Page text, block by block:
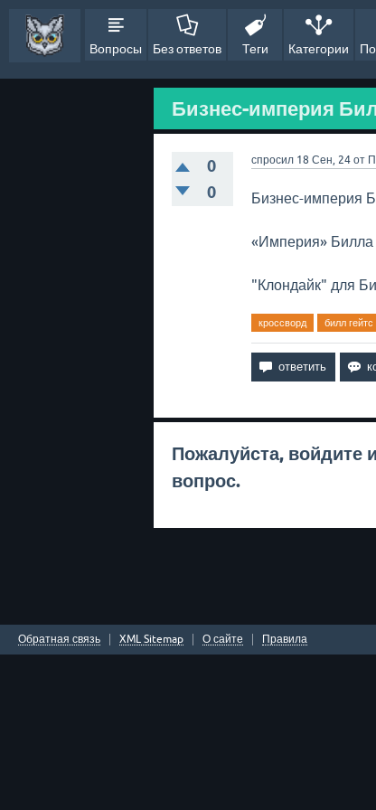
Вопросы Без ответов Теги Категории
Бизнес-империя
0
0
спросил 18 Сен, 24 от
Бизнес-империя
«Империя» Билла
"Клондайк" для
кроссворд билл гейтс
Пожалуйста, войдите
вопрос.
Обратная связь XML Sitemap О сайте Правила